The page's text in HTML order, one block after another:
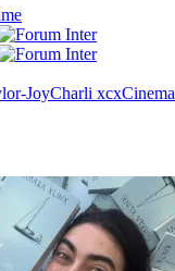
JoyCharli xcxCinema